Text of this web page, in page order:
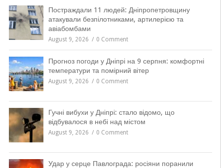
Постраждали 11 людей: Дніпропетровщину
атакували безпілотниками, артилерією та
авіабомбами
August 9, 2026 0 Comment
Прогноз погоди у Дніпрі на 9 серпня: комфортні
температури та помірний вітер
August 9, 2026 0 Comment
Гучні вибухи у Дніпрі: стало відомо, що
відбувалося в небі над містом
August 9, 2026 0 Comment
Удар у серце Павлограда: росіяни поранили